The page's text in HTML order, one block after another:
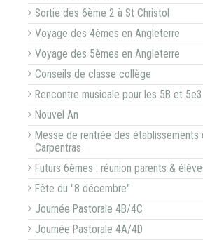
Sortie des 6ème 2 à St Christol
Voyage des 4èmes en Angleterre
Voyage des 5èmes en Angleterre
Conseils de classe collège
Rencontre musicale pour les 5B et 5e3
Nouvel An
Messe de rentrée des établissements
Carpentras
Futurs 6èmes : réunion parents &
Fête du "8 décembre"
Journée Pastorale 4B/4C
Journée Pastorale 4A/4D